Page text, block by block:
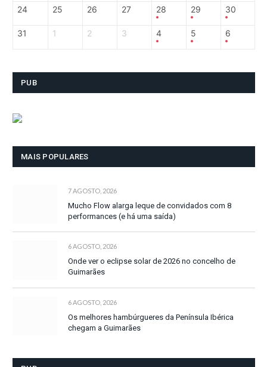
24 25 26 27 28 29 30
31 1 2 3 4 5 6
PUB
MAIS POPULARES
7 AGOSTO, 2026
Mucho Flow alarga leque de convidados com 8
performances (e há uma saída)
6 AGOSTO, 2026
Onde ver o eclipse solar de 2026 no concelho de
Guimarães
6 AGOSTO, 2026
Os melhores hambúrgueres da Península Ibérica
chegam a Guimarães